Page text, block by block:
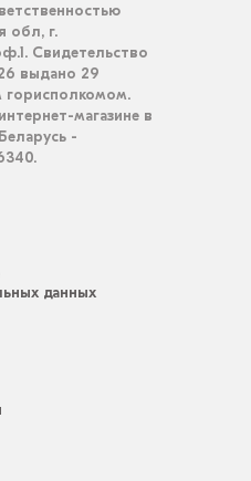
обл, г.
Свидетельство
выдано 29
горисполкомом.
магазине в
-
данных